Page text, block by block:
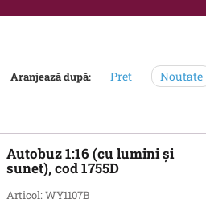
Aranjează după: Pret Noutate
Autobuz 1:16 (cu lumini și
sunet), cod 1755D
Articol: WY1107B